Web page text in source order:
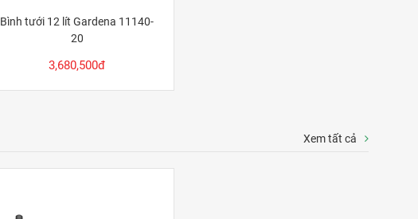
Bình tưới 12 lít Gardena 11140-
20
3,680,500đ
Xem tất cả